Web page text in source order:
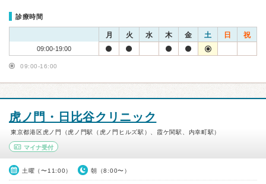
診療時間
月 火 水 木 金 土 日 祝
09:00-19:00
09:00-16:00
虎ノ門・日比谷クリニック
東京都港区虎ノ門（虎ノ門駅（虎ノ門ヒルズ駅）、霞ケ関駅、内幸町駅）
マイナ受付
土曜（〜11:00） 朝（8:00〜）